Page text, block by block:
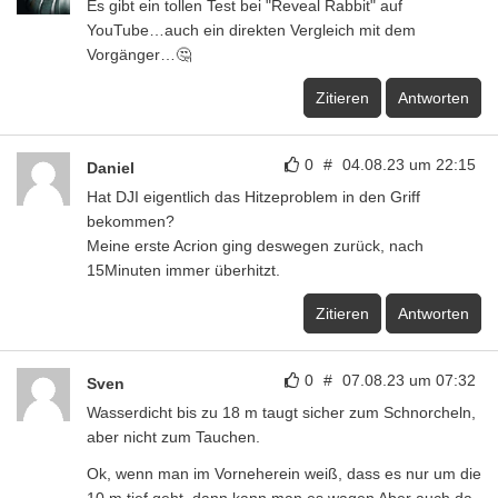
Es gibt ein tollen Test bei "Reveal Rabbit" auf
YouTube…auch ein direkten Vergleich mit dem
Vorgänger…🤔
Zitieren Antworten
0 # 04.08.23 um 22:15
Daniel
Hat DJI eigentlich das Hitzeproblem in den Griff
bekommen?
Meine erste Acrion ging deswegen zurück, nach
15Minuten immer überhitzt.
Zitieren Antworten
0 # 07.08.23 um 07:32
Sven
Wasserdicht bis zu 18 m taugt sicher zum Schnorcheln,
aber nicht zum Tauchen.
Ok, wenn man im Vorneherein weiß, dass es nur um die